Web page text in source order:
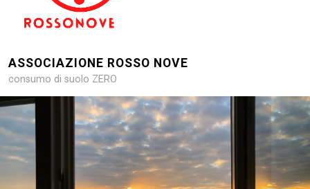
ASSOCIAZIONE ROSSO NOVE
consumo di suolo ZERO